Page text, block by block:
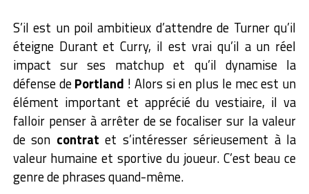
S’il est un poil ambitieux d’attendre de Turner qu’il
éteigne Durant et Curry, il est vrai qu’il a un réel
impact sur ses matchup et qu’il dynamise la
défense dePortland ! Alors si en plus le mec est un
élément important et apprécié du vestiaire, il va
falloir penser à arrêter de se focaliser sur la valeur
de son contrat et s’intéresser sérieusement à la
valeur humaine et sportive du joueur. C’est beau ce
genre de phrases quand-même.